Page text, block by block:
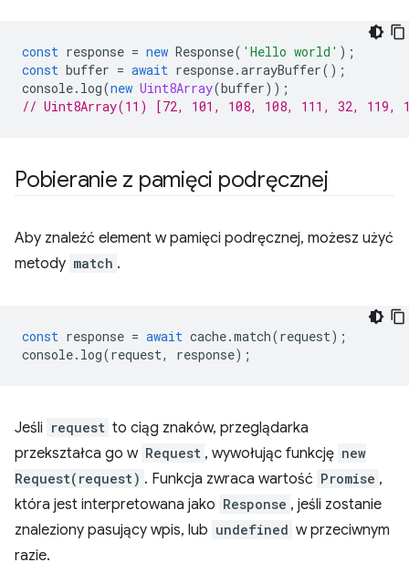
const response = new Response( 'Hello world' );
const buffer = await response.arrayBuffer();
console. log(new Uint8Array(buffer));
// Uint8Array(11) [72, 101, 108, 108, 111, 32, 119,
Pobieranie z pamięci podręcznej
Aby znaleźć element w pamięci podręcznej, możesz użyć
metody match .
const response = await cache.match(request);
console. log(request, response);
Jeśli request to ciąg znaków, przeglądarka
przekształca go w Request , wywołując funkcję new
Request(request) . Funkcja zwraca wartość Promise ,
która jest interpretowana jako Response , jeśli zostanie
znaleziony pasujący wpis, lub undefined w przeciwnym
razie.